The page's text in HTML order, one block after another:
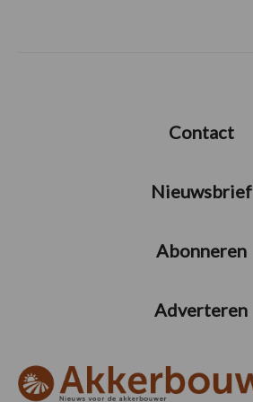
Contact
Nieuwsbrief
Abonneren
Adverteren